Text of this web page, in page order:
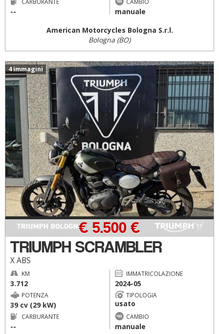
-- manuale
American Motorcycles Bologna S.r.l.
Bologna (BO)
4 immagini
TRIUMPH SCRAMBLER
X ABS
€ 5.500 €
KM
3.712
IMMATRICOLAZIONE
2024-05
POTENZA
39 cv (29 kW)
TIPOLOGIA
usato
CARBURANTE
--
CAMBIO
manuale